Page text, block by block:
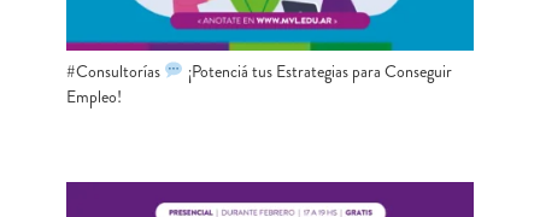
#Consultorías
¡Potenciá tus Estrategias para Conseguir
Empleo!